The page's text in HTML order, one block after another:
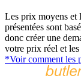
Les prix moyens et
présentées sont
donc créer une
votre prix réel et
*Voir comment les